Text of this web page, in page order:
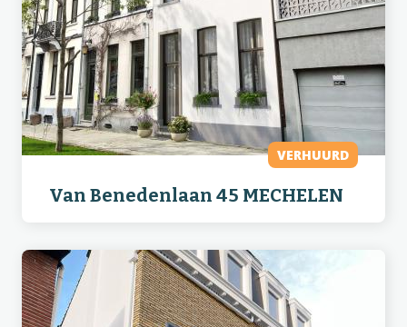
VERHUURD
Van Benedenlaan 45 MECHELEN